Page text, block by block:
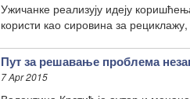
Ужичанке реализују идеју
користи као сировина за
Пут за решавање проблема
7 Apr 2015